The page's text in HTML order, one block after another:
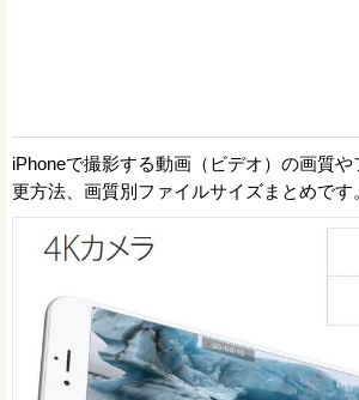
iPhoneで撮影する動画（ビデオ）の画質
更方法、画質別ファイルサイズまとめです